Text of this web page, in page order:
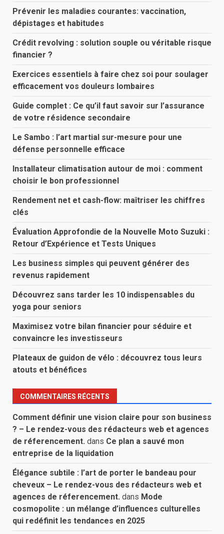
Prévenir les maladies courantes: vaccination,
dépistages et habitudes
Crédit revolving : solution souple ou véritable risque
financier ?
Exercices essentiels à faire chez soi pour soulager
efficacement vos douleurs lombaires
Guide complet : Ce qu’il faut savoir sur l’assurance
de votre résidence secondaire
Le Sambo : l’art martial sur-mesure pour une
défense personnelle efficace
Installateur climatisation autour de moi : comment
choisir le bon professionnel
Rendement net et cash-flow: maîtriser les chiffres
clés
Évaluation Approfondie de la Nouvelle Moto Suzuki :
Retour d’Expérience et Tests Uniques
Les business simples qui peuvent générer des
revenus rapidement
Découvrez sans tarder les 10 indispensables du
yoga pour seniors
Maximisez votre bilan financier pour séduire et
convaincre les investisseurs
Plateaux de guidon de vélo : découvrez tous leurs
atouts et bénéfices
COMMENTAIRES RÉCENTS
Comment définir une vision claire pour son business
? – Le rendez-vous des rédacteurs web et agences
de réferencement. dans Ce plan a sauvé mon
entreprise de la liquidation
Élégance subtile : l’art de porter le bandeau pour
cheveux – Le rendez-vous des rédacteurs web et
agences de réferencement. dans Mode
cosmopolite : un mélange d’influences culturelles
qui redéfinit les tendances en 2025